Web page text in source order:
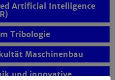
Artificial Intelligence
Tribologie
Maschinenbau
und innovative